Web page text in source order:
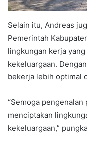
Selain itu, Andreas
Pemerintah
lingkungan kerja
kekeluargaan.
bekerja lebih optimal
“Semoga
menciptakan
kekeluargaan,”